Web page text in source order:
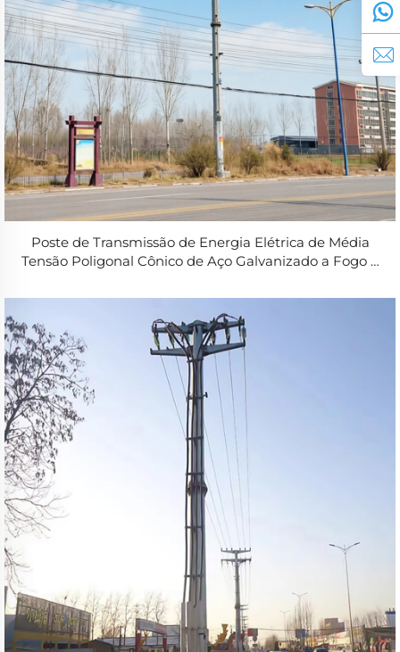
Poste de Transmissão de Energia Elétrica de Média
Tensão Poligonal Cônico de Aço Galvanizado a Fogo a
elétrico de 10 kV a 220 kV